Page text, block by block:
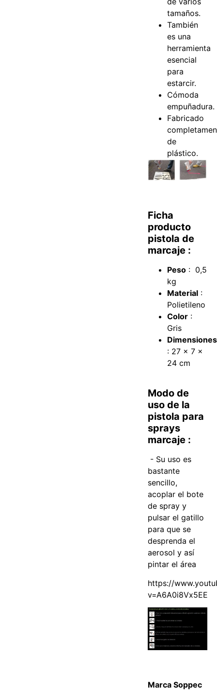
tamaños.
También
es una
herramienta
esencial
para
estarcir.
Cómoda
empuñadura.
Fabricado
de
plástico.
Ficha
producto
pistola de
marcaje :
Peso : 0,5
kg
Material :
Polietileno
Color :
Gris
Dimensiones
: 27 x 7 x
24 cm
Modo de
uso de la
pistola para
sprays
marcaje :
- Su uso es
bastante
sencillo,
acoplar el bote
de spray y
pulsar el gatillo
para que se
desprenda el
aerosol y así
pintar el área
https://
v=A6A0i8Vx5EE
Marca Soppec